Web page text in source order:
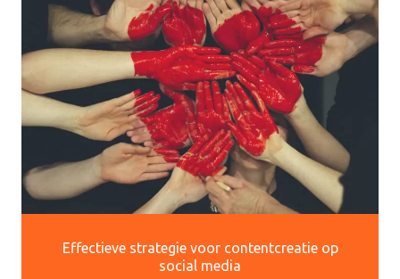
Effectieve strategie voor contentcreatie op
social media